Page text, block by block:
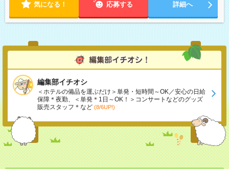
気になる！ 応募する 詳細へ
編集部イチオシ
＜ホテルの備品を運ぶだけ＞単発・短時間～OK／安心の日給
保障＊夜勤、＜単発＊1日～OK！＞コンサートなどのグッズ
販売スタッフ＊など (8/6UP!)